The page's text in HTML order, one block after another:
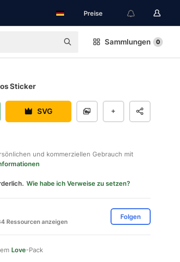
Preise
Sammlungen 0
Sticker
SVG
und kommerziellen Gebrauch mit
Wie habe ich Verweise zu setzen?
Ressourcen anzeigen
Folgen
Love-Pack